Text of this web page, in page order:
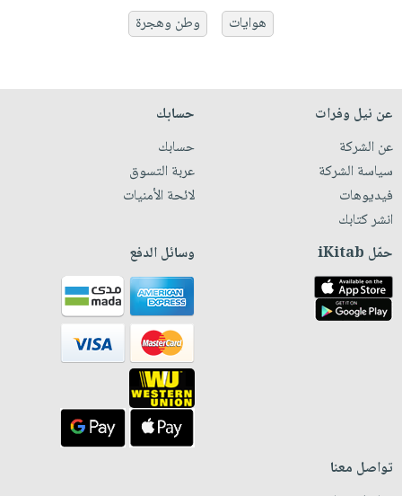
هوايات
وطن وهجرة
عن نيل وفرات
عن الشركة
سياسة الشركة
فيديوهات
انشر كتابك
حسابك
حسابك
عربة التسوق
لائحة الأمنيات
حمّل iKitab وسائل الدفع
تواصل معنا